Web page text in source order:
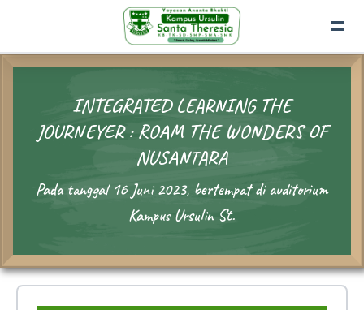
INTEGRATED LEARNING THE
JOURNEYER : ROAM THE WONDERS OF
NUSANTARA
Pada tanggal 16 Juni 2023, bertempat di auditorium
Kampus Ursulin St.